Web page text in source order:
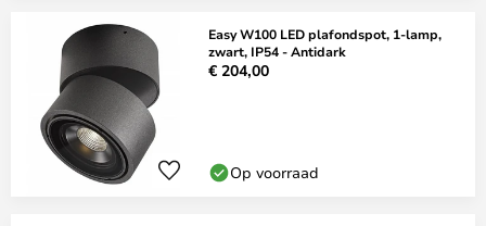
Easy W100 LED plafondspot, 1-lamp,
zwart, IP54 - Antidark
€ 204,00
Op voorraad